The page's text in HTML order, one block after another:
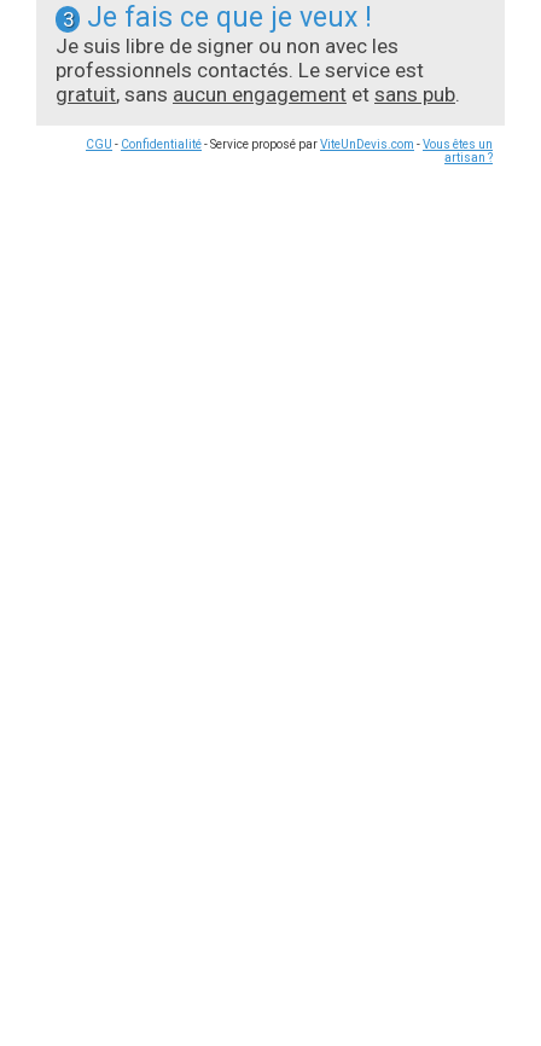
3 Je fais ce que je veux !
Je suis libre de signer ou non avec les
professionnels contactés. Le service est
gratuit, sans aucun engagement et sans pub.
CGU - Confidentialité- Service proposé parViteUnDevis.com -Vous êtes un
artisan ?